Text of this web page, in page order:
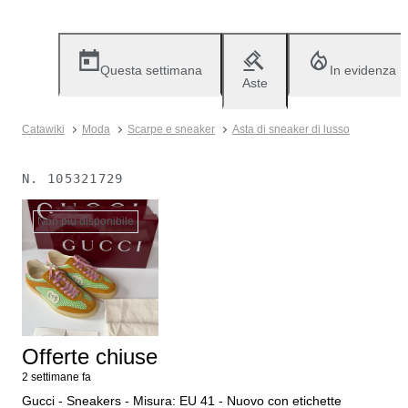
Questa settimana
Aste
In evidenza
Catawiki Moda Scarpe e sneaker Asta di sneaker di lusso
N. 105321729
Non più disponibile
Offerte chiuse
2 settimane fa
Gucci - Sneakers - Misura: EU 41 - Nuovo con etichette